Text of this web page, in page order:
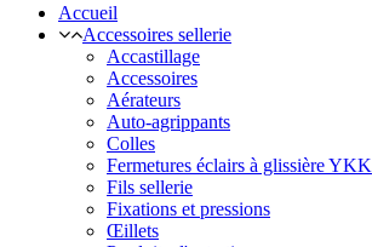
Accueil
Accessoires sellerie
Accastillage
Accessoires
Aérateurs
Auto-agrippants
Colles
Fermetures éclairs à glissière YKK
Fils sellerie
Fixations et pressions
Œillets